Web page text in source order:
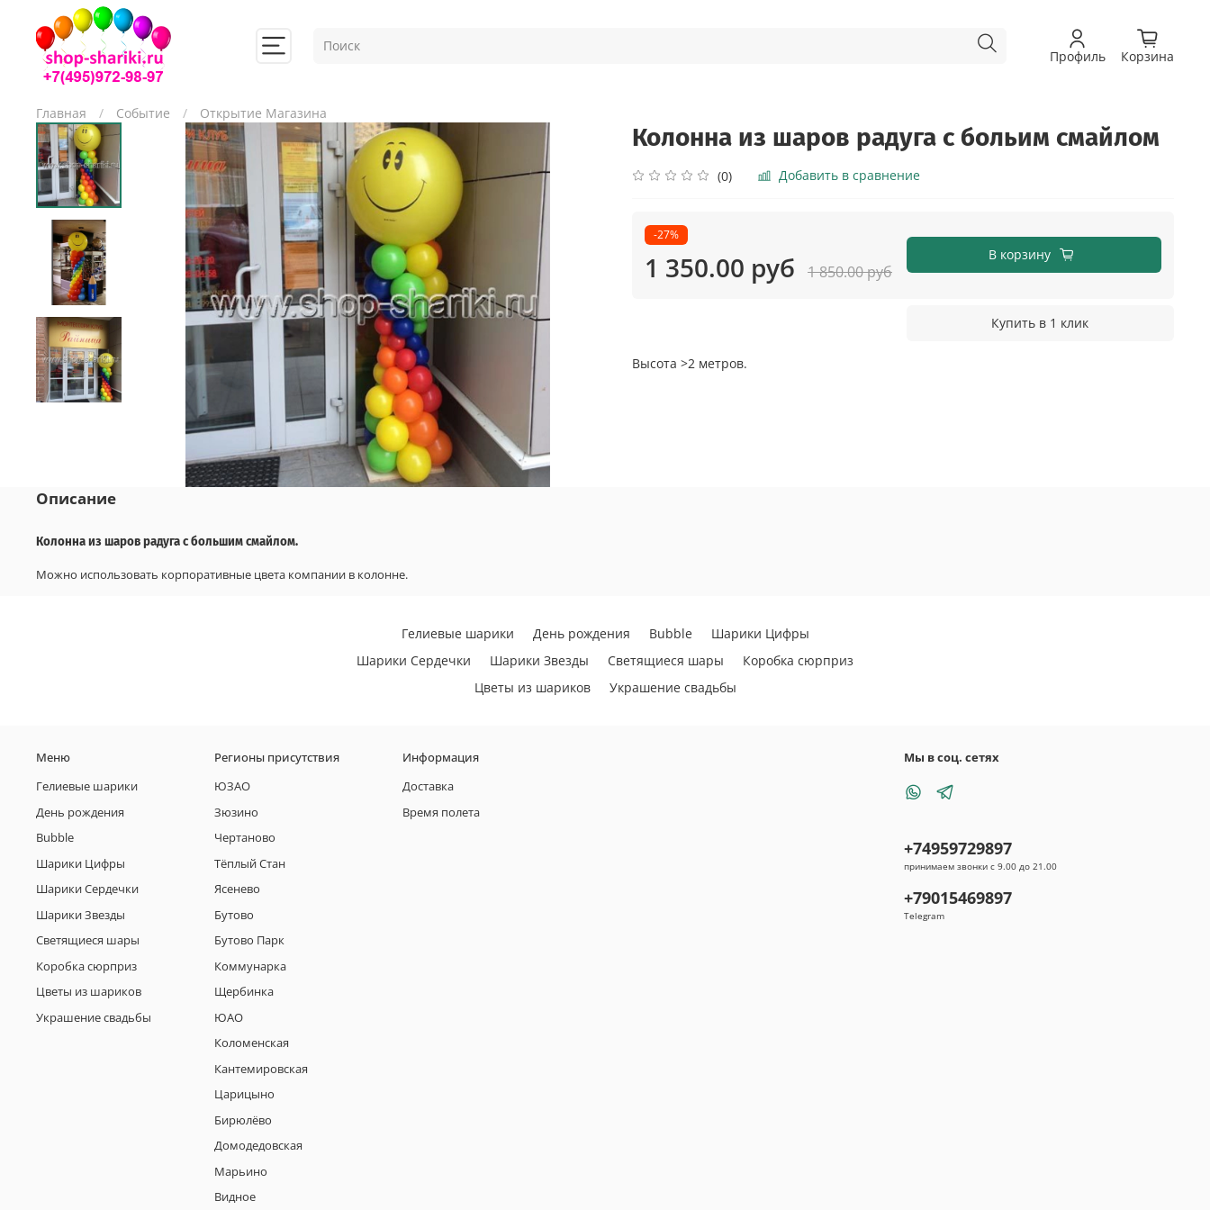
Профиль Корзина
Главная Событие Открытие Магазина
Колонна из шаров радуга с больим смайлом
(0) Добавить в сравнение
-27%
1 350.00 руб 1 850.00 руб
В корзину
Купить в 1 клик
Высота >2 метров.
Описание
Колонна из шаров радуга с большим смайлом.
Можно использовать корпоративные цвета компании в колонне.
Гелиевые шарики День рождения Bubble
Шарики Цифры
Шарики Сердечки
Шарики Звезды Светящиеся шары
Коробка сюрприз
Цветы из шариков
Украшение свадьбы
Меню
Гелиевые шарики
День рождения
Bubble
Шарики Цифры
Шарики Сердечки
Шарики Звезды
Светящиеся шары
Коробка сюрприз
Цветы из шариков
Украшение свадьбы
Регионы присутствия
ЮЗАО
Зюзино
Чертаново
Тёплый Стан
Ясенево
Бутово
Бутово Парк
Коммунарка
Щербинка
ЮАО
Коломенская
Кантемировская
Царицыно
Бирюлёво
Домодедовская
Марьино
Видное
Информация
Доставка
Время полета
Мы в соц. сетях
+74959729897
принимаем звонки с 9.00 до 21.00
+79015469897
Telegram